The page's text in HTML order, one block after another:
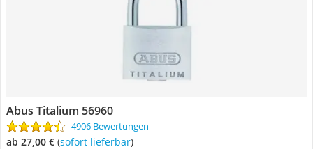
Abus Titalium 56960
4906 Bewertungen
ab 27,00 € ( Sofort lieferbar)